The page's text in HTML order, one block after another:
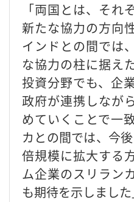
「両国とは、それ
新たな協力の方向
インドとの間では
な協力の柱に据え
投資分野でも、企
政府が連携しなが
めていくことで一
カとの間では、今
倍規模に拡大する
ム企業のスリラン
も期待を示しました